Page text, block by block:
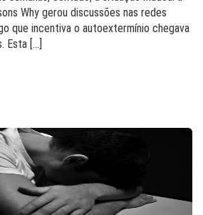
Why gerou discussões nas redes
que incentiva o autoextermínio chegava
Esta […]